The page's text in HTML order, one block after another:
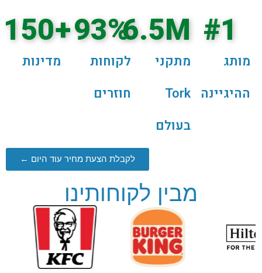
מותג
ההיגיינה
1
#
מתקני
Tork
בעולם
M
6.5
לקוחות
חוזרים
%
93
מדינות
+
150
לקבלת הצעת מחיר עוד היום ←
מבין לקוחותינו